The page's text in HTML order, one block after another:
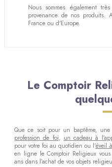
Nous sommes également
provenance de nos produits.
France ou d'Europe.
Le Comptoir
Que ce soit pour un baptême,
profession de foi, un cadeau à
pour votre foi au quotidien ou l'éveil
en ligne le Comptoir Religieux
ans dans l’achat de vos objets